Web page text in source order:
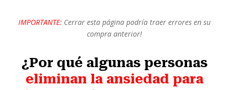
IMPORTANTE: Cerrar esta página podría traer errores en su
compra anterior!
¿Por qué algunas personas
eliminan la ansiedad para